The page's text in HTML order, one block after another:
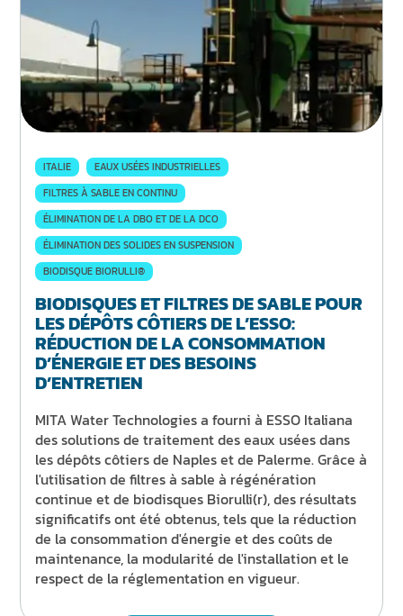
ITALIE
EAUX USÉES INDUSTRIELLES
FILTRES À SABLE EN CONTINU
ÉLIMINATION DE LA DBO ET DE LA DCO
ÉLIMINATION DES SOLIDES EN SUSPENSION
BIODISQUE BIORULLI®
BIODISQUES ET FILTRES DE SABLE POUR
LES DÉPÔTS CÔTIERS DE L’ESSO:
RÉDUCTION DE LA CONSOMMATION
D’ÉNERGIE ET DES BESOINS
D’ENTRETIEN
MITA Water Technologies a fourni à ESSO Italiana
des solutions de traitement des eaux usées dans
les dépôts côtiers de Naples et de Palerme. Grâce à
l'utilisation de filtres à sable à régénération
continue et de biodisques Biorulli(r), des résultats
significatifs ont été obtenus, tels que la réduction
de la consommation d'énergie et des coûts de
maintenance, la modularité de l'installation et le
respect de la réglementation en vigueur.